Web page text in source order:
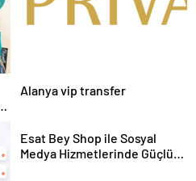
Alanya vip transfer
Esat Bey Shop ile Sosyal
Medya Hizmetlerinde Güçlü